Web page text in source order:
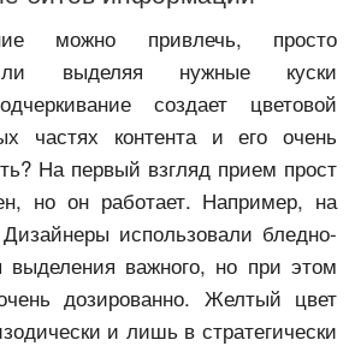
можно привлечь, просто
выделяя нужные куски
создает цветовой
частях контента и его очень
На первый взгляд прием прост
но он работает. Например, на
использовали бледно-
важного, но при этом
дозированно. Желтый цвет
и лишь в стратегически